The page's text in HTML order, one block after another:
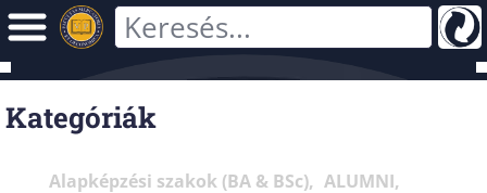
Kategóriák
Alapképzési szakok (BA & BSc)
ALUMNI